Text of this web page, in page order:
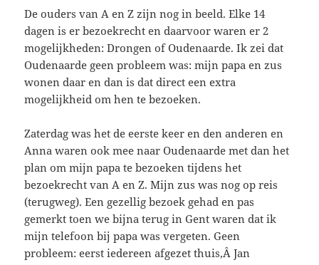
De ouders van A en Z zijn nog in beeld. Elke 14
dagen is er bezoekrecht en daarvoor waren er 2
mogelijkheden: Drongen of Oudenaarde. Ik zei dat
Oudenaarde geen probleem was: mijn papa en zus
wonen daar en dan is dat direct een extra
mogelijkheid om hen te bezoeken.
Zaterdag was het de eerste keer en den anderen en
Anna waren ook mee naar Oudenaarde met dan het
plan om mijn papa te bezoeken tijdens het
bezoekrecht van A en Z. Mijn zus was nog op reis
(terugweg). Een gezellig bezoek gehad en pas
gemerkt toen we bijna terug in Gent waren dat ik
mijn telefoon bij papa was vergeten. Geen
probleem: eerst iedereen afgezet thuis,Â Jan